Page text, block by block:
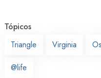
Tópicos
Triangle
Virginia
@life